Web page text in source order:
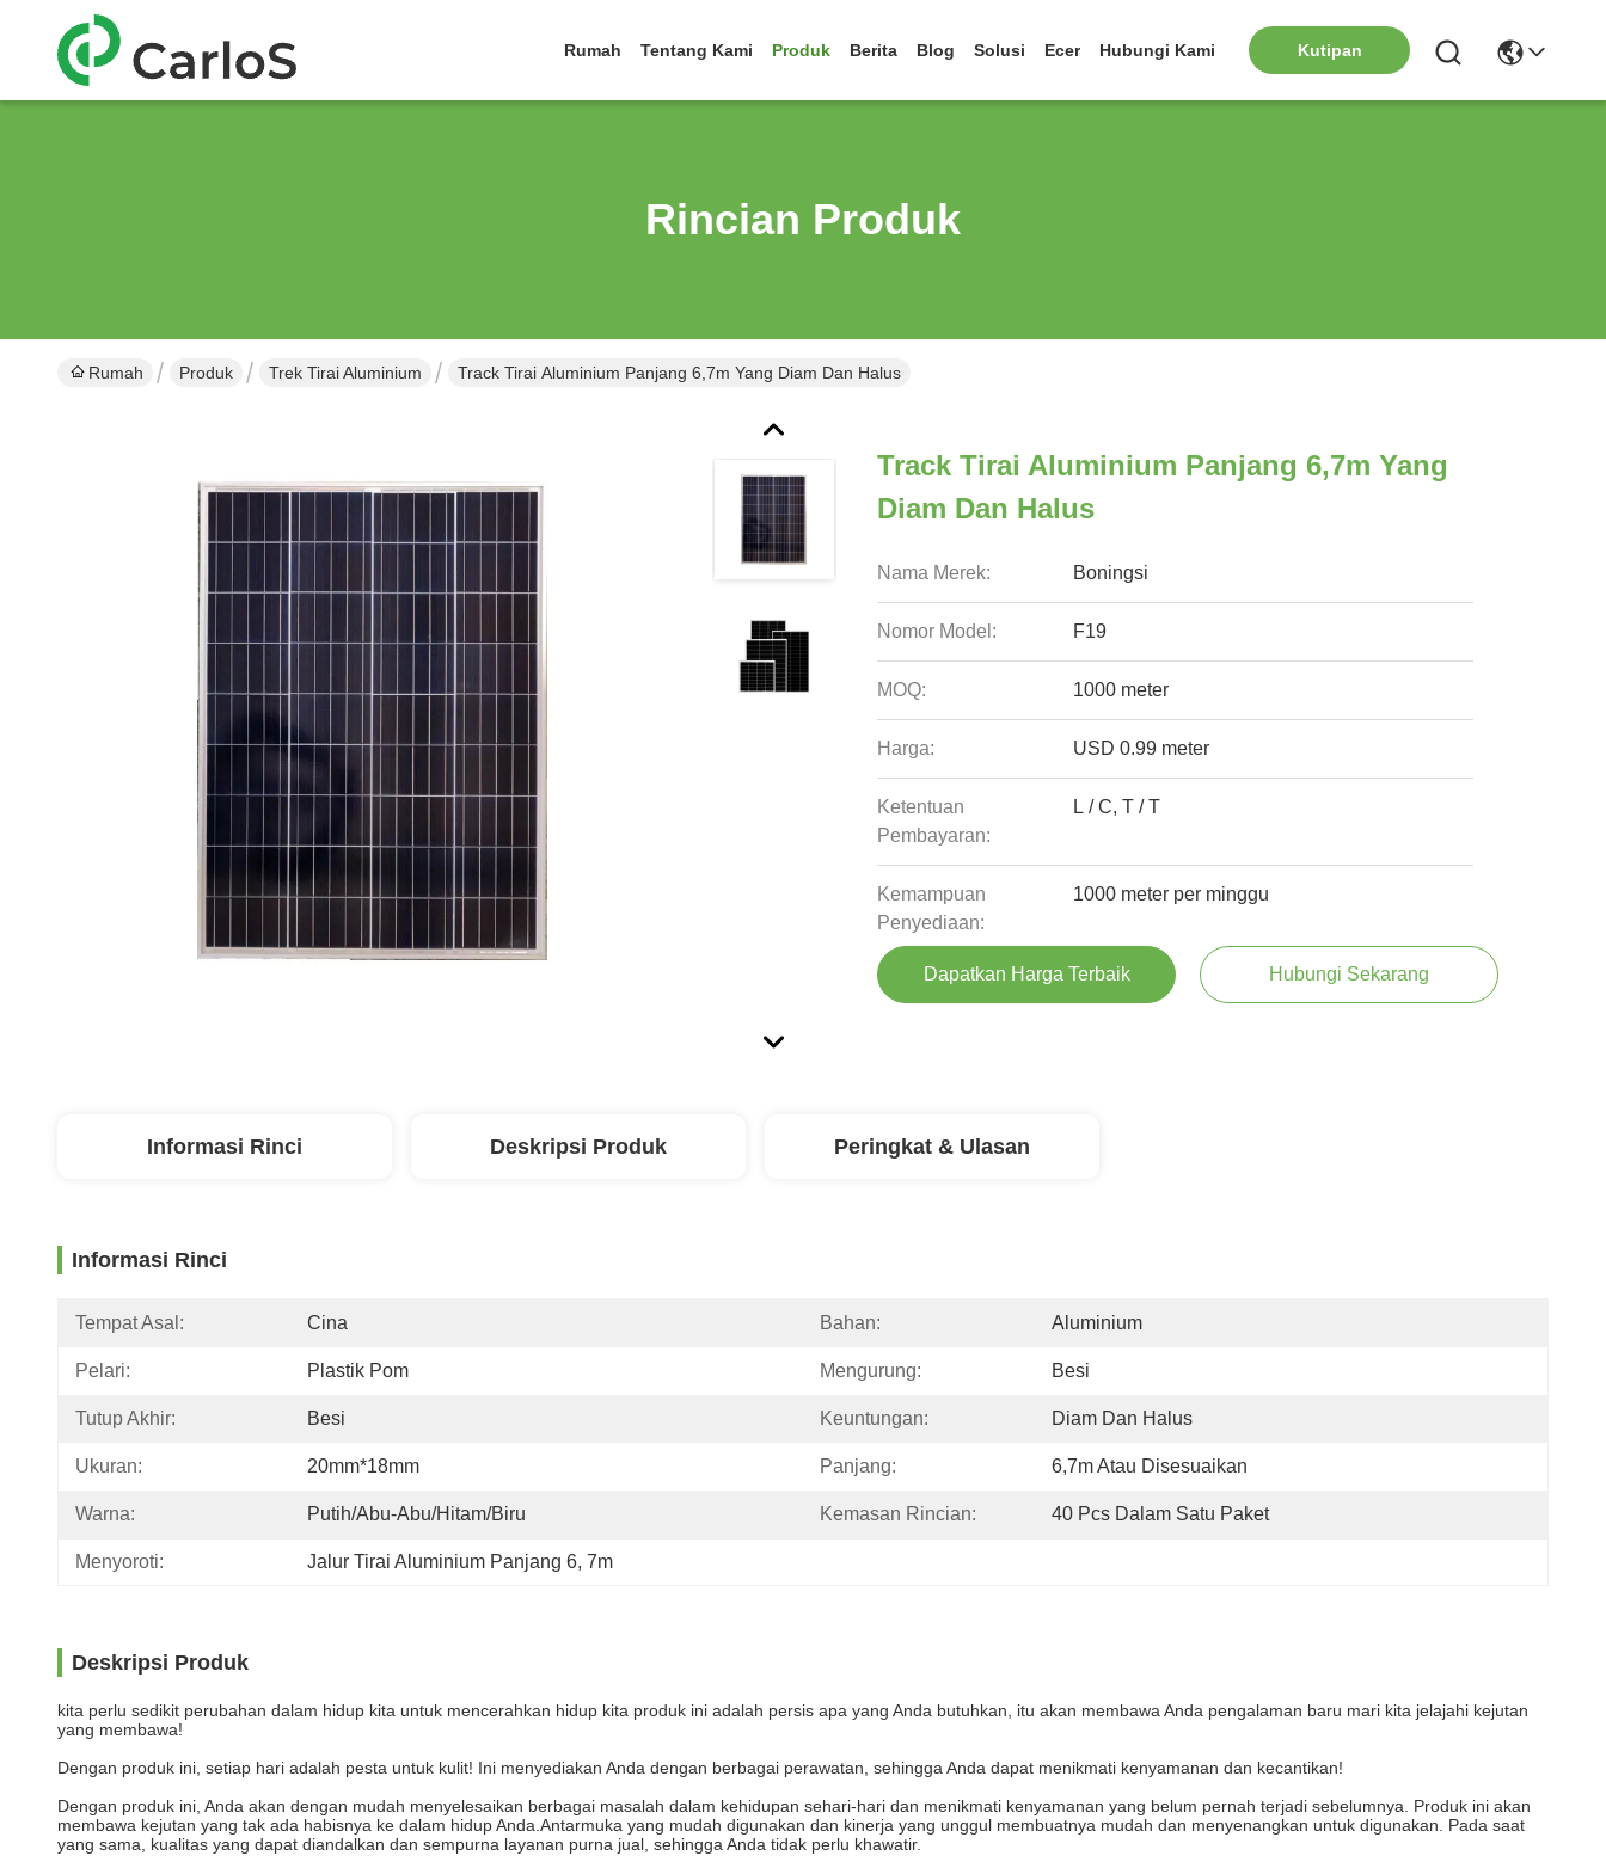
Rumah Tentang Kami Produk Berita Blog Solusi Ecer Hubungi Kami Kutipan
Rincian Produk
Rumah Produk Trek Tirai Aluminium Track Tirai Aluminium Panjang 6,7m Yang Diam Dan Halus
Track Tirai Aluminium Panjang 6,7m Yang
Diam Dan Halus
Nama Merek: Boningsi
Nomor Model: F19
MOQ: 1000 meter
Harga: USD 0.99 meter
Ketentuan
Pembayaran:
L / C, T / T
Kemampuan
Penyediaan:
1000 meter per minggu
Dapatkan Harga Terbaik Hubungi Sekarang
Informasi Rinci Deskripsi Produk Peringkat & Ulasan
Informasi Rinci
Tempat Asal: Cina Bahan: Aluminium
Pelari: Plastik Pom Mengurung: Besi
Tutup Akhir: Besi Keuntungan: Diam Dan Halus
Ukuran: 20mm*18mm Panjang: 6,7m Atau Disesuaikan
Warna: Putih/abu-Abu/hitam/biru Kemasan Rincian: 40 Pcs Dalam Satu Paket
Menyoroti: Jalur Tirai Aluminium Panjang 6, 7m
Deskripsi Produk
kita perlu sedikit perubahan dalam hidup kita untuk mencerahkan hidup kita produk ini adalah persis apa yang Anda butuhkan, itu akan membawa Anda pengalaman baru mari kita jelajahi kejutan
yang membawa!
Dengan produk ini, setiap hari adalah pesta untuk kulit! Ini menyediakan Anda dengan berbagai perawatan, sehingga Anda dapat menikmati kenyamanan dan kecantikan!
Dengan produk ini, Anda akan dengan mudah menyelesaikan berbagai masalah dalam kehidupan sehari-hari dan menikmati kenyamanan yang belum pernah terjadi sebelumnya. Produk ini akan
membawa kejutan yang tak ada habisnya ke dalam hidup Anda.Antarmuka yang mudah digunakan dan kinerja yang unggul membuatnya mudah dan menyenangkan untuk digunakan. Pada saat
yang sama, kualitas yang dapat diandalkan dan sempurna layanan purna jual, sehingga Anda tidak perlu khawatir.